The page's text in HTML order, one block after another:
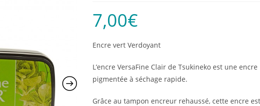
7,00€
Encre vert Verdoyant
L’encre VersaFine Clair de Tsukineko est une encre
pigmentée à séchage rapide.
Grâce au tampon encreur rehaussé, cette encre